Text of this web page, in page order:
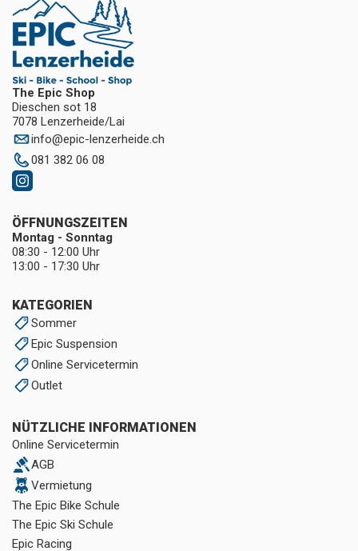
The Epic Shop
Dieschen sot 18
7078 Lenzerheide/Lai
info@epic-lenzerheide.ch
081 382 06 08
KATEGORIEN
Sommer
Epic Suspension
Online Servicetermin
Outlet
NÜTZLICHE INFORMATIONEN
Online Servicetermin
AGB
Vermietung
The Epic Bike Schule
The Epic Ski Schule
Epic Racing
ÖFFNUNGSZEITEN
Montag - Sonntag
08:30 - 12:00 Uhr
13:00 - 17:30 Uhr